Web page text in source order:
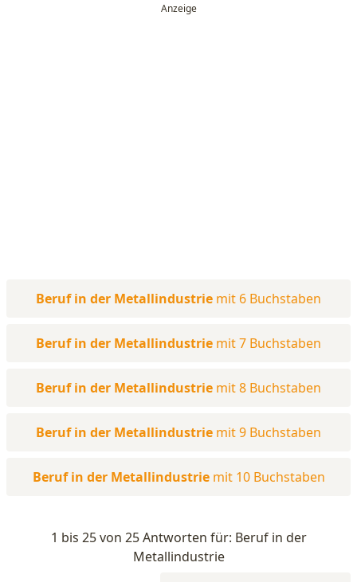
Beruf in der Metallindustrie mit 6 Buchstaben
Beruf in der Metallindustrie mit 7 Buchstaben
Beruf in der Metallindustrie mit 8 Buchstaben
Beruf in der Metallindustrie mit 9 Buchstaben
Beruf in der Metallindustrie mit 10 Buchstaben
1 bis 25 von 25 Antworten für: Beruf in der
Metallindustrie